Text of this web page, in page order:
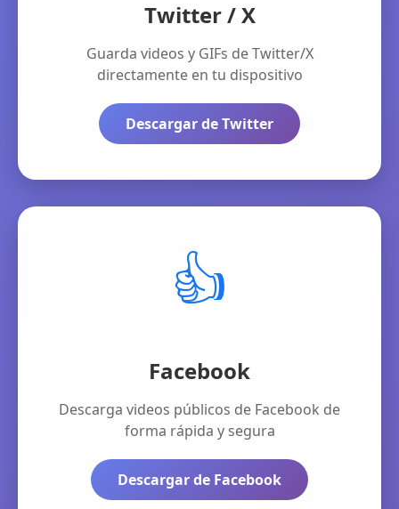
Twitter / X
Guarda videos y GIFs de Twitter/X
directamente en tu dispositivo
Descargar de Twitter
👍
Facebook
Descarga videos públicos de Facebook de
forma rápida y segura
Descargar de Facebook